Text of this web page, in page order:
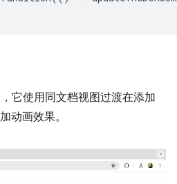
它使用同文档视图过渡在添加
动画效果。